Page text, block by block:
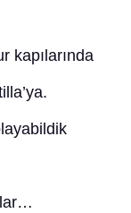
kapılarında